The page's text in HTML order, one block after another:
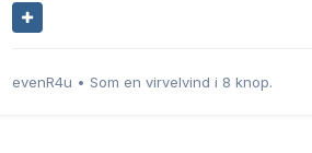
evenR4u • Som en virvelvind i 8 knop.